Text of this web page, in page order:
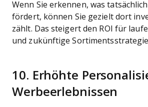
Wenn Sie erkennen, was
fördert, können Sie gezielt dort
zählt. Das steigert den ROI für
und zukünftige
10. Erhöhte
Werbeerlebnissen